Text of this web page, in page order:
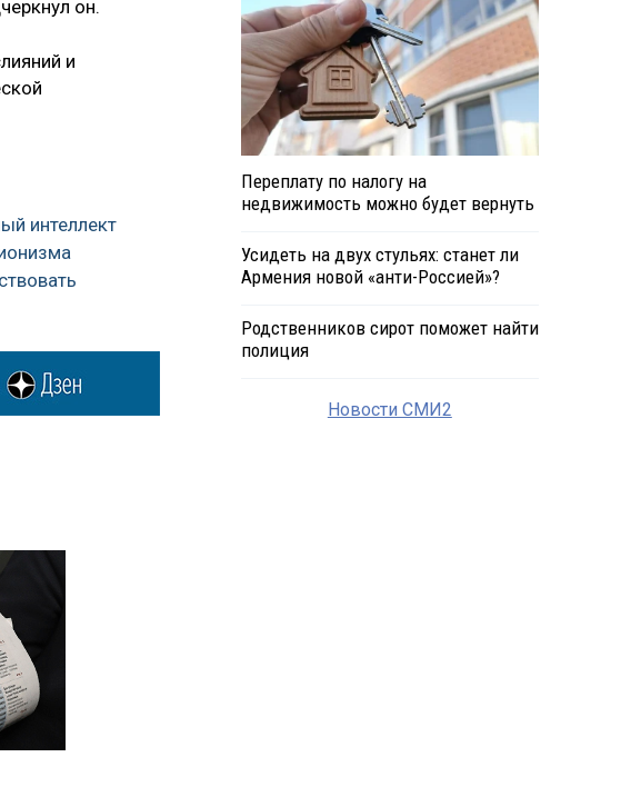
он.
и
интеллект
Переплату по налогу на
недвижимость можно будет вернуть
Усидеть на двух стульях: станет ли
Армения новой «анти-Россией»?
Родственников сирот поможет найти
полиция
Новости СМИ2